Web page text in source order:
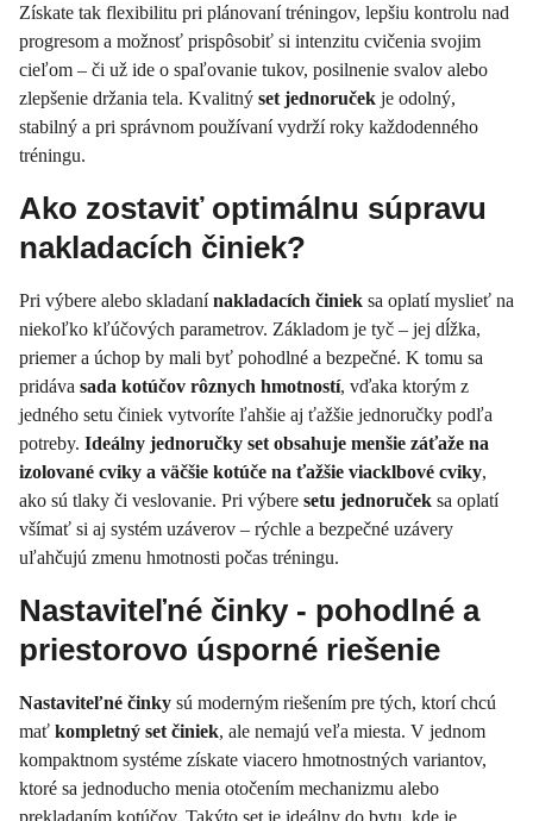
Získate tak flexibilitu pri plánovaní tréningov, lepšiu kontrolu nad
progresom a možnosť prispôsobiť si intenzitu cvičenia svojim
cieľom – či už ide o spaľovanie tukov, posilnenie svalov alebo
zlepšenie držania tela. Kvalitný set jednoruček je odolný,
stabilný a pri správnom používaní vydrží roky každodenného
tréningu.
Ako zostaviť optimálnu súpravu
nakladacích činiek?
Pri výbere alebo skladanínakladacích činiek sa oplatí myslieť na
niekoľko kľúčových parametrov. Základom je tyč – jej dĺžka,
priemer a úchop by mali byť pohodlné a bezpečné. K tomu sa
pridáva sada kotúčov rôznych hmotností, vďaka ktorým z
jedného setu činiek vytvoríte ľahšie aj ťažšie jednoručky podľa
potreby. Ideálny jednoručky set obsahuje menšie záťaže na
izolované cviky a väčšie kotúče na ťažšie viacklbové cviky,
ako sú tlaky či veslovanie. Pri výbere setu jednoruček sa oplatí
všímať si aj systém uzáverov – rýchle a bezpečné uzávery
uľahčujú zmenu hmotnosti počas tréningu.
Nastaviteľné činky - pohodlné a
priestorovo úsporné riešenie
Nastaviteľné činky sú moderným riešením pre tých, ktorí chcú
mať kompletný set činiek, ale nemajú veľa miesta. V jednom
kompaktnom systéme získate viacero hmotnostných variantov,
ktoré sa jednoducho menia otočením mechanizmu alebo
prekladaním kotúčov. Takýto set je ideálny do bytu, kde je